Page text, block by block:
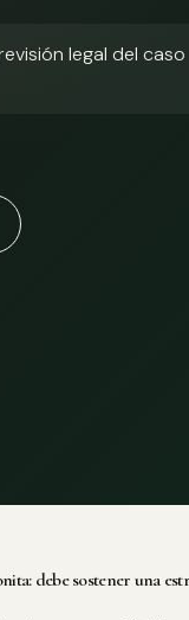
legal del caso
debe sostener una